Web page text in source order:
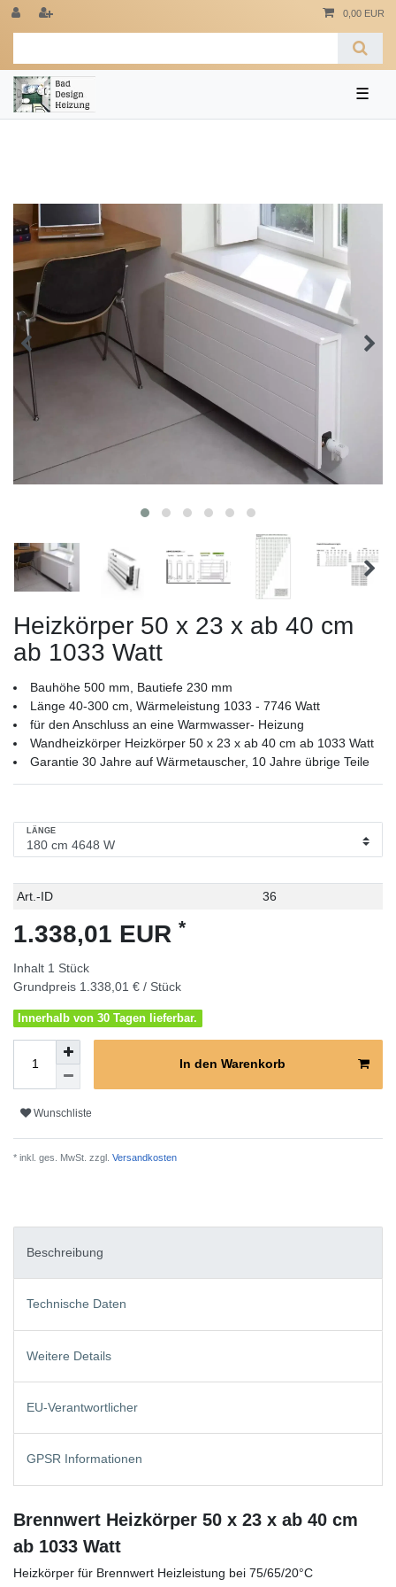
0,00 EUR
☰
Heizkörper 50 x 23 x ab 40 cm
ab 1033 Watt
Bauhöhe 500 mm, Bautiefe 230 mm
Länge 40-300 cm, Wärmeleistung 1033 - 7746 Watt
für den Anschluss an eine Warmwasser- Heizung
Wandheizkörper Heizkörper 50 x 23 x ab 40 cm ab 1033 Watt
Garantie 30 Jahre auf Wärmetauscher, 10 Jahre übrige Teile
LÄNGE
Technisches
Wert
Art.-ID 36
1.338,01 EUR *
Inhalt 1 Stück
Grundpreis 1.338,01 € / Stück
Innerhalb von 30 Tagen lieferbar.
In den Warenkorb
Wunschliste
* inkl. ges. MwSt. zzgl. Versandkosten
Beschreibung
Technische Daten
Weitere Details
EU-Verantwortlicher
GPSR Informationen
Brennwert Heizkörper 50 x 23 x ab 40 cm
ab 1033 Watt
Heizkörper für Brennwert Heizleistung bei 75/65/20°C